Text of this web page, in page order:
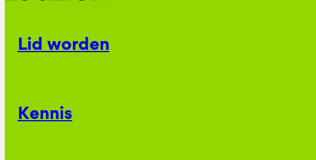
Lid worden
Kennis